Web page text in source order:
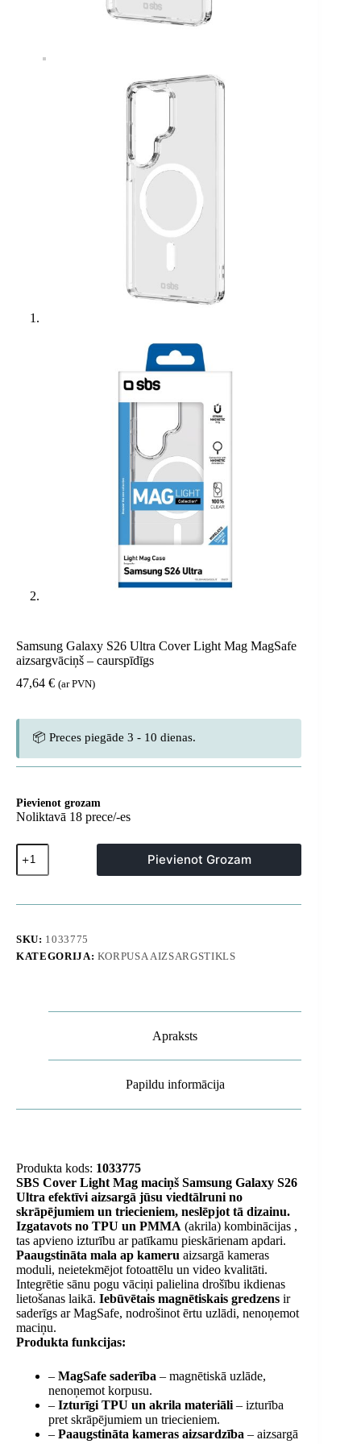
Samsung Galaxy S26 Ultra Cover Light Mag MagSafe
aizsargvāciņš – caurspīdīgs
47,64 € (ar PVN)
📦 Preces piegāde 3 - 10 dienas.
Pievienot grozam
Noliktavā 18 prece/-es
Samsung
Galaxy
S26
Cover
MagSafe
aizsargvāciņš
Pievienot Grozam
SKU: 1033775
KATEGORIJA: KORPUSA AIZSARGSTIKLS
Apraksts
Papildu informācija
Produkta kods: 1033775
SBS Cover Light Mag maciņš Samsung Galaxy S26
Ultra efektīvi aizsargā jūsu viedtālruni no
skrāpējumiem un triecieniem, neslēpjot tā dizainu.
Izgatavots no TPU un PMMA (akrila) kombinācijas ,
tas apvieno izturību ar patīkamu pieskārienam apdari.
Paaugstināta mala ap kameru aizsargā kameras
moduli, neietekmējot fotoattēlu un video kvalitāti.
Integrētie sānu pogu vāciņi palielina drošību ikdienas
lietošanas laikā. Iebūvētais magnētiskais gredzens ir
saderīgs ar MagSafe, nodrošinot ērtu uzlādi, nenoņemot
maciņu.
Produkta funkcijas:
– MagSafe saderība – magnētiskā uzlāde,
nenoņemot korpusu.
– Izturīgi TPU un akrila materiāli – izturība
pret skrāpējumiem un triecieniem.
– Paaugstināta kameras aizsardzība – aizsargā